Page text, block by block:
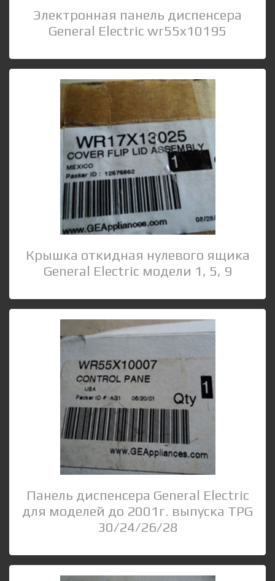
Электронная панель диспенсера
General Electric wr55x10195
Крышка откидная нулевого ящика
General Electric модели 1, 5, 9
Панель диспенсера General Electric
для моделей до 2001г. выпуска TPG
30/24/26/28